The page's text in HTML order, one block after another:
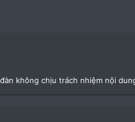
không chịu trách nhiệm nội